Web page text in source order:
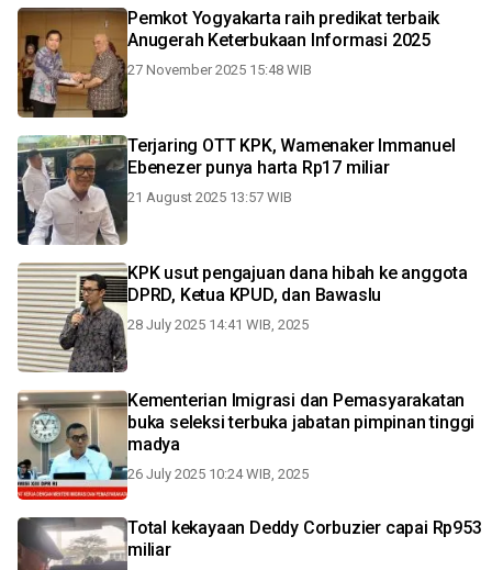
Pemkot Yogyakarta raih predikat terbaik
Anugerah Keterbukaan Informasi 2025
27 November 2025 15:48 WIB
Terjaring OTT KPK, Wamenaker Immanuel
Ebenezer punya harta Rp17 miliar
21 August 2025 13:57 WIB
KPK usut pengajuan dana hibah ke anggota
DPRD, Ketua KPUD, dan Bawaslu
28 July 2025 14:41 WIB, 2025
Kementerian Imigrasi dan Pemasyarakatan
buka seleksi terbuka jabatan pimpinan tinggi
madya
26 July 2025 10:24 WIB, 2025
Total kekayaan Deddy Corbuzier capai Rp953
miliar